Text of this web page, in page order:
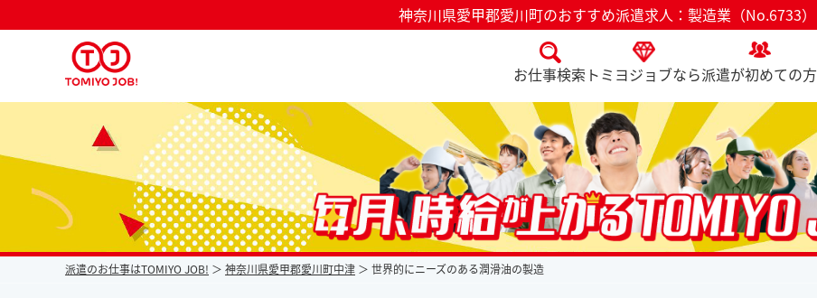
神奈川県愛甲郡愛川町のおすすめ派遣求人：製造業（No.6733）
お仕事検索 トミヨジョブなら派遣が初めての方
派遣なら毎月時給が上がるトミヨジョブ
派遣のお仕事はTOMIYO JOB! 神奈川県愛甲郡愛川町中津 世界的にニーズのある潤滑油の製造